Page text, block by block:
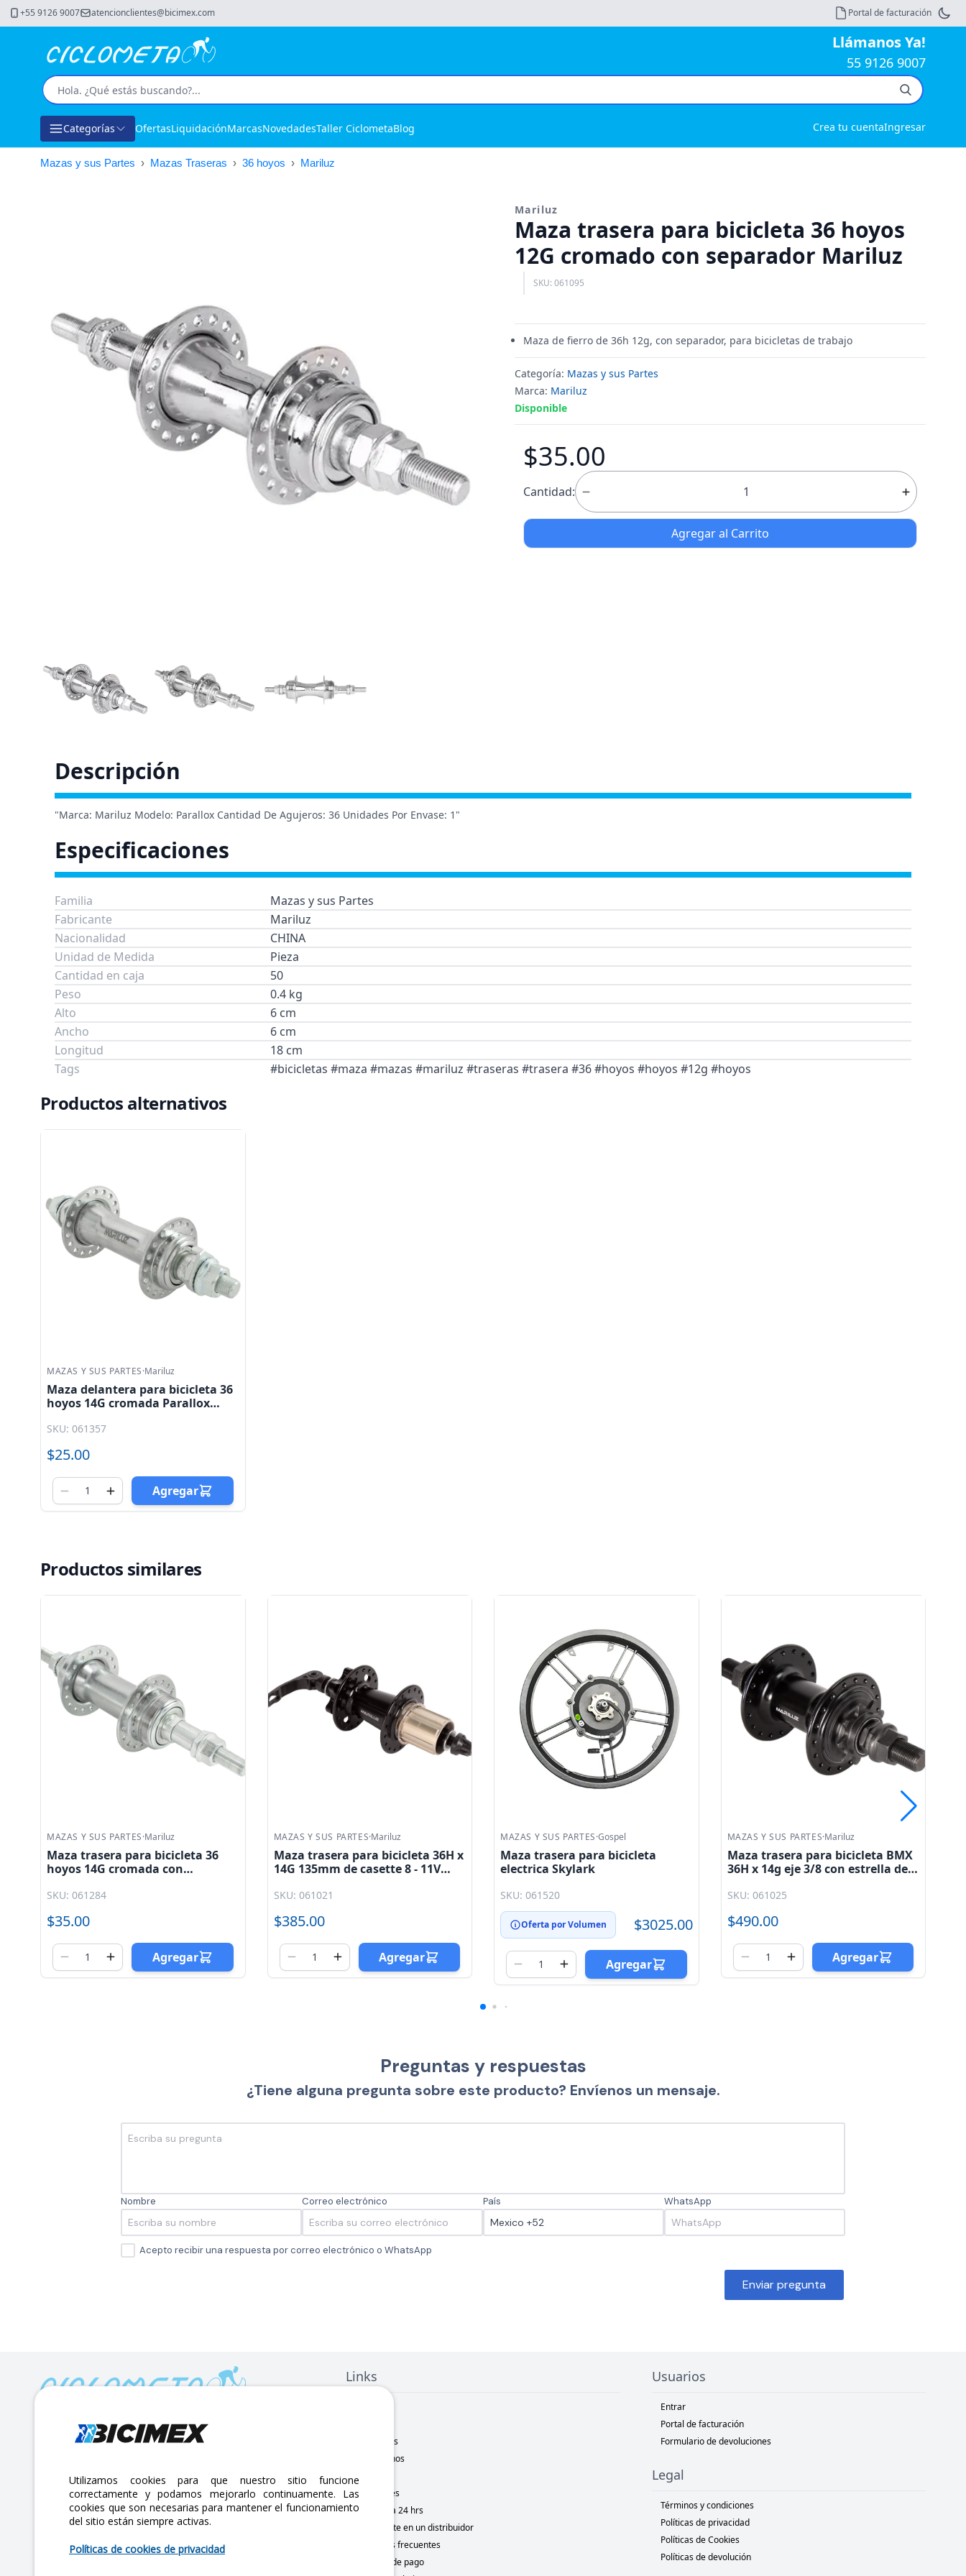
+55 9126 9007 atencionclientes@bicimex.com Portal de facturación
Llámanos Ya!
55 9126 9007
Categorías OfertasLiquidaciónMarcasNovedadesTaller CiclometaBlog Crea tu cuentaIngresar
Mazas y sus Partes › Mazas Traseras › 36 hoyos › Mariluz
Mariluz
Maza trasera para bicicleta 36 hoyos
12G cromado con separador Mariluz
SKU: 061095
Maza de fierro de 36h 12g, con separador, para bicicletas de trabajo
Categoría: Mazas y sus Partes
Marca: Mariluz
Disponible
$35.00
Cantidad:
Agregar al Carrito
Descripción
"Marca: Mariluz Modelo: Parallox Cantidad De Agujeros: 36 Unidades Por Envase: 1"
Especificaciones
Familia
Mazas y sus Partes
Fabricante
Mariluz
Nacionalidad
CHINA
Unidad de Medida
Pieza
Cantidad en caja
50
Peso
0.4 kg
Alto
6 cm
Ancho
6 cm
Longitud
18 cm
Tags
#bicicletas #maza #mazas #mariluz #traseras #trasera #36 #hoyos #hoyos #12g #hoyos
Productos alternativos
MAZAS Y SUS PARTES·Mariluz
Maza delantera para bicicleta 36
hoyos 14G cromada Parallox
SKU: 061357
$25.00
Agregar
Productos similares
MAZAS Y SUS PARTES·Mariluz
Maza trasera para bicicleta 36H x
14G 135mm de casette 8 - 11V
aluminio con bloqueo negro GL -
SKU: 061021
$385.00
Agregar
MAZAS Y SUS PARTES·Gospel
Maza trasera para bicicleta
electrica Skylark
SKU: 061520
Oferta por Volumen
Agregar
MAZAS Y SUS PARTES·Mariluz
Maza trasera para bicicleta BMX
36H x 14g eje 3/8 con estrella de 9
GLB29R Mariluz
SKU: 061025
$490.00
Agregar
MAZAS Y SUS PARTES·Mariluz
Maza lateral para triciclo de
carga 36H 12G eje de 1/2 de fierro
SKU: 061090
$60.00
Agregar
Preguntas y respuestas
¿Tiene alguna pregunta sobre este producto? Envíenos un mensaje.
Nombre Correo electrónico País WhatsApp
Acepto recibir una respuesta por correo electrónico o WhatsApp
Enviar pregunta
Calle Lago Müritz No. 30 Col. Mariano Escobedo,
atencionclientes@bicimex.com
+ 55 9126 9007
Links
Sucursales
Contáctanos
Marcas
Novedades
Motometa 24 hrs
Conviértete en un distribuidor
Preguntas frecuentes
Métodos de pago
Usuarios
Entrar
Portal de facturación
Formulario de devoluciones
Legal
Términos y condiciones
Políticas de privacidad
Políticas de Cookies
Políticas de devolución
Utilizamos cookies para que nuestro sitio funcione
correctamente y podamos mejorarlo continuamente. Las
cookies que son necesarias para mantener el funcionamiento
del sitio están siempre activas.
Políticas de cookies de privacidad